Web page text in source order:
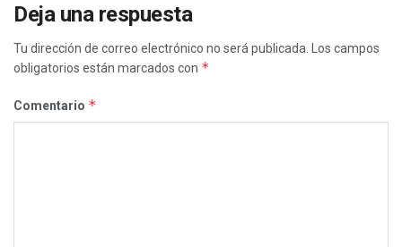
Deja una respuesta
Tu dirección de correo electrónico no será publicada.
Los campos
obligatorios están marcados con *
Comentario *